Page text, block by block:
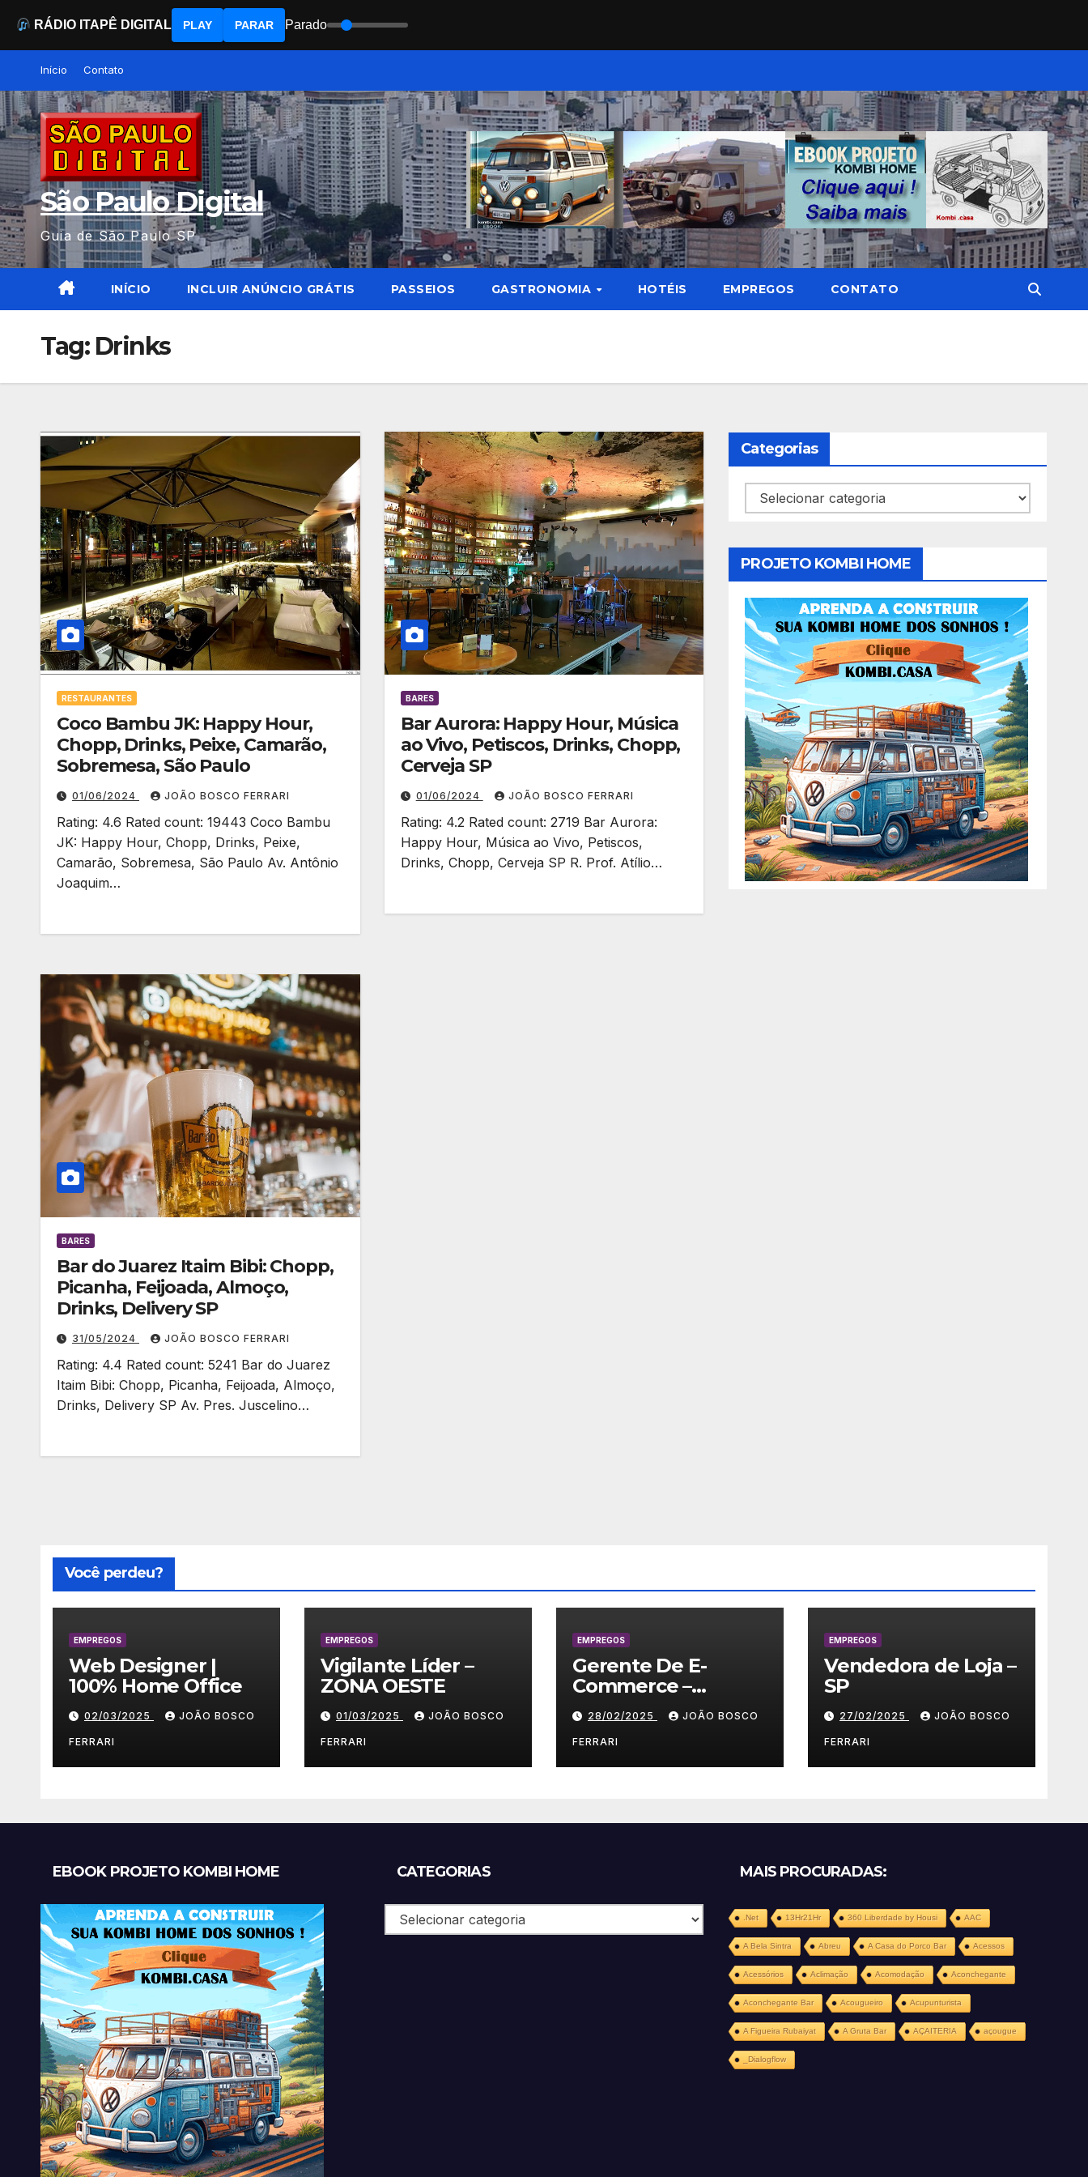
content
Início Contato
São Paulo Digital
Guia de São Paulo SP
INÍCIO INCLUIR ANÚNCIO GRÁTIS PASSEIOS GASTRONOMIA HOTÉIS EMPREGOS CONTATO
Tag: Drinks
RESTAURANTES
Coco Bambu JK: Happy Hour,
Chopp, Drinks, Peixe, Camarão,
Sobremesa, São Paulo
01/06/2024 JOÃO BOSCO FERRARI
Rating: 4.6 Rated count: 19443 Coco Bambu
JK: Happy Hour, Chopp, Drinks, Peixe,
Camarão, Sobremesa, São Paulo Av. Antônio
Joaquim…
BARES
Bar Aurora: Happy Hour, Música
ao Vivo, Petiscos, Drinks, Chopp,
Cerveja SP
01/06/2024 JOÃO BOSCO FERRARI
Rating: 4.2 Rated count: 2719 Bar Aurora:
Happy Hour, Música ao Vivo, Petiscos,
Drinks, Chopp, Cerveja SP R. Prof. Atílio…
BARES
Bar do Juarez Itaim Bibi: Chopp,
Picanha, Feijoada, Almoço,
Drinks, Delivery SP
31/05/2024 JOÃO BOSCO FERRARI
Rating: 4.4 Rated count: 5241 Bar do Juarez
Itaim Bibi: Chopp, Picanha, Feijoada, Almoço,
Drinks, Delivery SP Av. Pres. Juscelino…
Categorias
Categorias
PROJETO KOMBI HOME
Você perdeu?
EMPREGOS
Web Designer |
100% Home Office
02/03/2025 JOÃO BOSCO
FERRARI
EMPREGOS
Vigilante Líder –
ZONA OESTE
01/03/2025 JOÃO BOSCO
FERRARI
EMPREGOS
Gerente De E-
Commerce –
Vestuário/ Moda –
SP28/02/2025 JOÃO BOSCO
FERRARI
EMPREGOS
Vendedora de Loja –
SP
27/02/2025 JOÃO BOSCO
FERRARI
EBOOK PROJETO KOMBI HOME CATEGORIAS
Categorias
MAIS PROCURADAS:
.Net 13Hr21Hr 360 Liberdade by Housi AAC
A Bela Sintra Abreu A Casa do Porco Bar Acessos
Acessórios Aclimação Acomodação Aconchegante
Aconchegante Bar Acougueiro Acupunturista
A Figueira Rubaiyat A Gruta Bar AÇAITERIA açougue
_Dialogflow
RÁDIO ITAPÊ DIGITAL PLAY PARAR Parado